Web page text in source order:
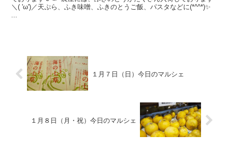
＼( 'ω')／天ぷら、ふき味噌、ふきのとうご飯、パスタなどに(*^^*)✨
...
１月７日（日）今日のマルシェ
１月８日（月・祝）今日のマルシェ